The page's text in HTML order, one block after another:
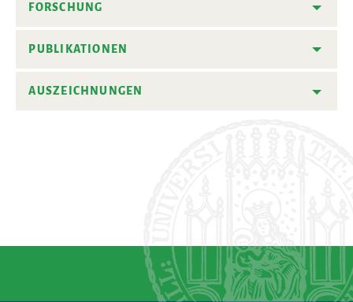
FORSCHUNG
PUBLIKATIONEN
AUSZEICHNUNGEN